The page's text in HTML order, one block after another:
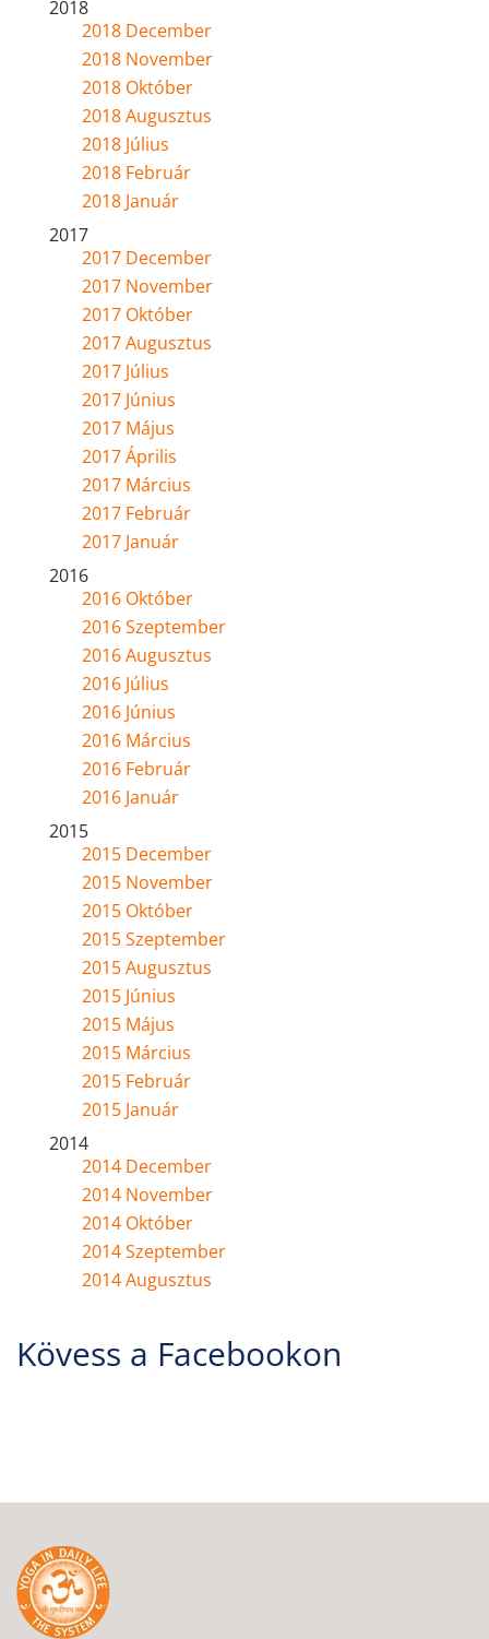
2018
2018 December
2018 November
2018 Október
2018 Augusztus
2018 Július
2018 Február
2018 Január
2017
2017 December
2017 November
2017 Október
2017 Augusztus
2017 Július
2017 Június
2017 Május
2017 Április
2017 Március
2017 Február
2017 Január
2016
2016 Október
2016 Szeptember
2016 Augusztus
2016 Július
2016 Június
2016 Március
2016 Február
2016 Január
2015
2015 December
2015 November
2015 Október
2015 Szeptember
2015 Augusztus
2015 Június
2015 Május
2015 Március
2015 Február
2015 Január
2014
2014 December
2014 November
2014 Október
2014 Szeptember
2014 Augusztus
Kövess a Facebookon